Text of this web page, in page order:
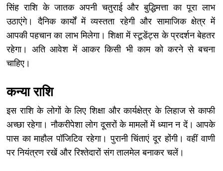
सिंह राशि के जातक अपनी चतुराई और बुद्धिमत्ता का पूरा लाभ
उठाएंगे। दैनिक कार्यों में व्यस्तता रहेगी और सामाजिक क्षेत्र में
आपकी पहचान का लाभ मिलेगा। शिक्षा में स्टूडेंट्स के प्रदर्शन बेहतर
रहेगा। अति आवेश में आकर किसी भी काम को करने से बचना
चाहिए।
कन्या राशि
इस राशि के लोगों के लिए शिक्षा और कार्यक्षेत्र के लिहाज से काफी
अच्छा रहेगा। नौकरीपेशा लोग दूसरों के मामलों में ध्यान न दें। आपके
पास का माहौल पॉजिटिव रहेगा। पुरानी चिंताएं दूर होंगी। वहीं वाणी
पर नियंत्रण रखें और रिश्तेदारों संग तालमेल बनाकर चलें।